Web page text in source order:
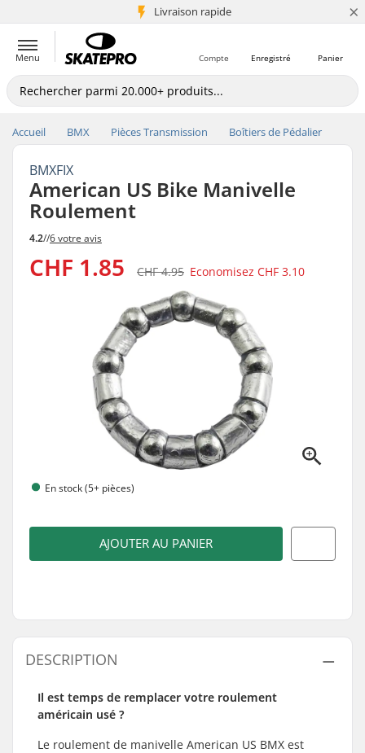
Livraison rapide
+5 mio de clients ×
Menu Panier
Enregistré
Compte
Accueil BMX Pièces Transmission Boîtiers de Pédalier
BMXFIX
American US Bike Manivelle
Roulement
4.2//6 votre avis
CHF 1.85 CHF 4.95 Economisez CHF 3.10
En stock (5+ pièces)
AJOUTER AU PANIER
DESCRIPTION
Il est temps de remplacer votre roulement
américain usé ?
Le roulement de manivelle American US BMX est